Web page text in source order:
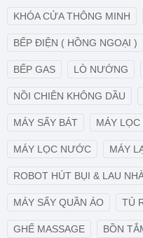
KHÓA CỬA THÔNG MINH
BẾP ĐIỆN ( HỒNG NGOẠI )
BẾP GAS LÒ NƯỚNG
NỒI CHIÊN KHÔNG DẦU
MÁY SẤY BÁT MÁY
MÁY LỌC NƯỚC MÁY
ROBOT HÚT BỤI & LAU
MÁY SẤY QUẦN ÁO TỦ
GHẾ MASSAGE BỒN